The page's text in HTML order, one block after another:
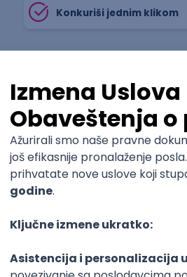
Konkuriši jednim klikom
Cloud Kubernetes Senior
poslovi svakog